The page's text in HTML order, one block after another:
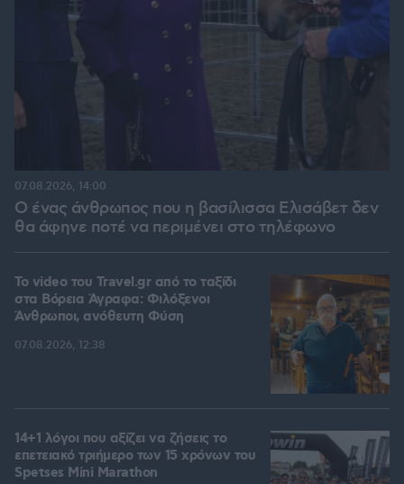
Ο ένας άνθρωπος που η βασίλισσα Ελισάβετ δεν
θα άφηνε ποτέ να περιμένει στο τηλέφωνο
07.08.2026, 14:00
To video του Travel.gr από το ταξίδι
στα Βόρεια Άγραφα: Φιλόξενοι
Άνθρωποι, ανόθευτη Φύση
07.08.2026, 12:38
14+1 λόγοι που αξίζει να ζήσεις το
επετειακό τριήμερο των 15 χρόνων του
Spetses Mini Marathon